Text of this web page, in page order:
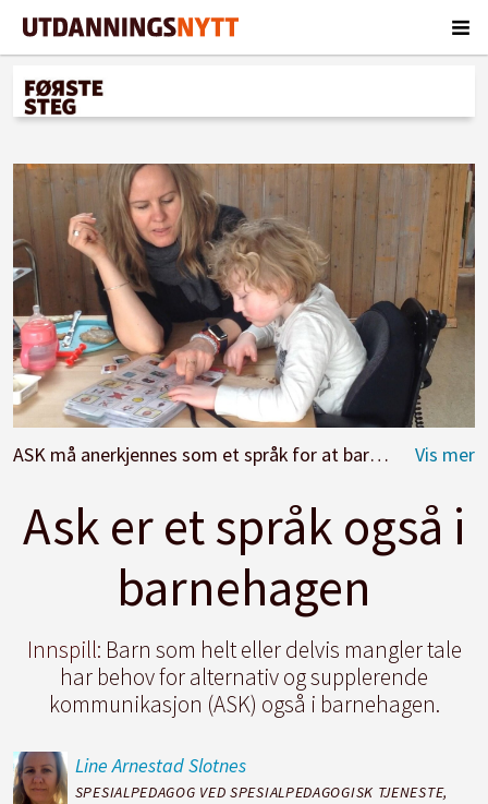
ASK må anerkjennes som et språk for at barn som ikke har talespråk skal få mulighet til å være med å leken, medvirke og få en bedre livskvalitet i barnehagen, mener spesialpedagog Line Arnestad Slotnes, som her pekeprater med et barn under lunsjen.
Ask er et språk også i
barnehagen
Innspill: Barn som helt eller delvis mangler tale
har behov for alternativ og supplerende
kommunikasjon (ASK) også i barnehagen.
Line Arnestad Slotnes
SPESIALPEDAGOG VED SPESIALPEDAGOGISK TJENESTE,